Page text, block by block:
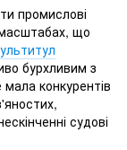
промислові
масштабах, що
бурхливим з
конкурентів
судові